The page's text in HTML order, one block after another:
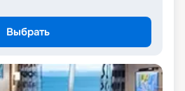
Выбрать